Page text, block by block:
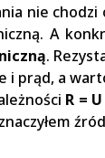
nie
A
.
i prąd, a
R = U